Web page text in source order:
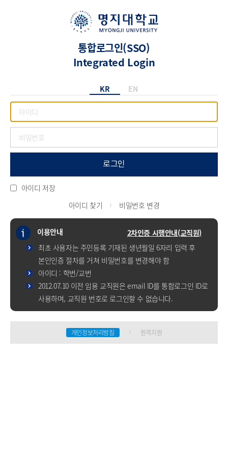
통합로그인(SSO)
Integrated Login
KR EN
로그인
아이디 저장
아이디 찾기
비밀번호 변경
이용안내
2차인증 시행안내(교직원)
최초 사용자는 주민등록 기재된 생년월일 6자리 입력 후
본인인증 절차를 거쳐 비밀번호를 변경해야 함
아이디 : 학번/교번
2012.07.10 이전 임용 교직원은 email ID를 통합로그인 ID로
사용하며, 교직원 번호로 로그인할 수 없습니다.
개인정보처리방침 원격지원